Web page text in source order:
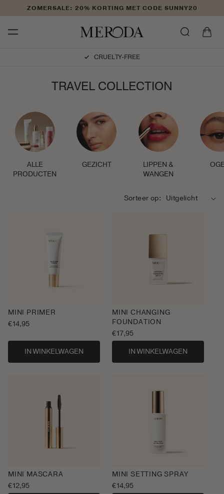
naar de
ZOMERSALE: 20% KORTING MET CODE SUNNY20
CRUELTY-FREE
C
L
E
C
T
E
:
TRAVEL COLLECTION
ALLE
PRODUCTEN
GEZICHT
LIPPEN &
WANGEN
Sorteer op:
MINI PRIMER
Normale
€14,95
IN WINKELWAGEN
MINI CHANGING
FOUNDATION
Normale
prijs
€17,95
IN WINKELWAGEN
MINI MASCARA
Normale
€12,95
MINI SETTING SPRAY
Normale
€14,95